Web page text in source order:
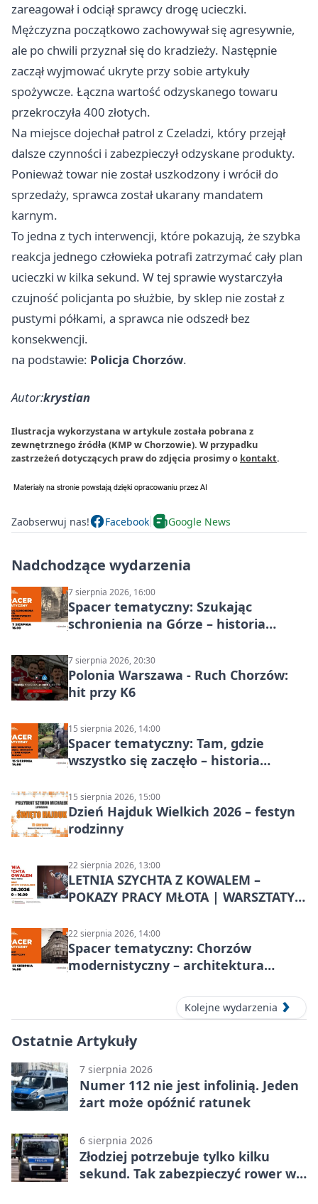
zareagował i odciął sprawcy drogę ucieczki.
Mężczyzna początkowo zachowywał się agresywnie,
ale po chwili przyznał się do kradzieży. Następnie
zaczął wyjmować ukryte przy sobie artykuły
spożywcze. Łączna wartość odzyskanego towaru
przekroczyła 400 złotych.
Na miejsce dojechał patrol z Czeladzi, który przejął
dalsze czynności i zabezpieczył odzyskane produkty.
Ponieważ towar nie został uszkodzony i wrócił do
sprzedaży, sprawca został ukarany mandatem
karnym.
To jedna z tych interwencji, które pokazują, że szybka
reakcja jednego człowieka potrafi zatrzymać cały plan
ucieczki w kilka sekund. W tej sprawie wystarczyła
czujność policjanta po służbie, by sklep nie został z
pustymi półkami, a sprawca nie odszedł bez
konsekwencji.
na podstawie: Policja Chorzów.
Autor:krystian
Ilustracja wykorzystana w artykule została pobrana z
zewnętrznego źródła (KMP w Chorzowie). W przypadku
zastrzeżeń dotyczących praw do zdjęcia prosimy o kontakt.
Zaobserwuj nas! Facebook Google News
Nadchodzące wydarzenia
7 sierpnia 2026, 16:00
Spacer tematyczny: Szukając
schronienia na Górze – historia
7 sierpnia 2026, 20:30
Polonia Warszawa - Ruch Chorzów:
hit przy K6
15 sierpnia 2026, 14:00
Spacer tematyczny: Tam, gdzie
wszystko się zaczęło – historia
15 sierpnia 2026, 15:00
Dzień Hajduk Wielkich 2026 – festyn
rodzinny
22 sierpnia 2026, 13:00
LETNIA SZYCHTA Z KOWALEM –
POKAZY PRACY MŁOTA | WARSZTATY
22 sierpnia 2026, 14:00
Spacer tematyczny: Chorzów
modernistyczny – architektura
Kolejne wydarzenia
Ostatnie Artykuły
7 sierpnia 2026
Numer 112 nie jest infolinią. Jeden
żart może opóźnić ratunek
6 sierpnia 2026
Złodziej potrzebuje tylko kilku
sekund. Tak zabezpieczyć rower w